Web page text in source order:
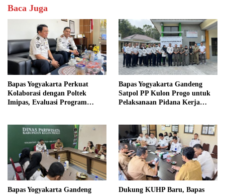
Baca Juga
Bapas Yogyakarta Perkuat
Kolaborasi dengan Poltek
Imipas, Evaluasi Program
Bapas Yogyakarta Gandeng
Satpol PP Kulon Progo untuk
Pelaksanaan Pidana Kerja
Bapas Yogyakarta Gandeng
Dukung KUHP Baru, Bapas